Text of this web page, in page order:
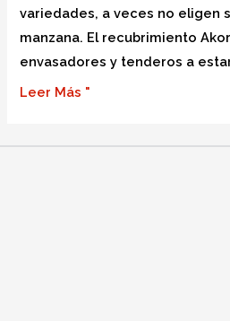
variedades, a veces no eligen
manzana. El recubrimiento
envasadores y tenderos a
Leer Más "